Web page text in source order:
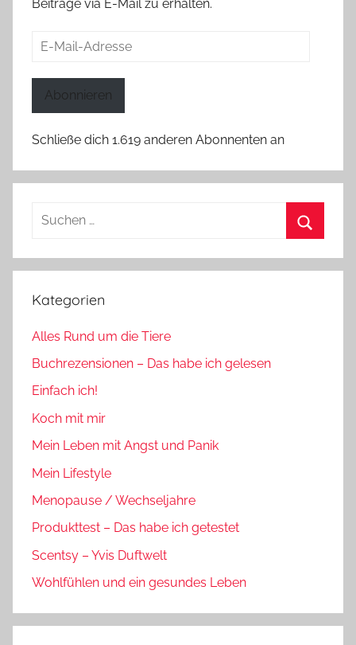
Beiträge via E-Mail zu erhalten.
E-
Abonnieren
Schließe dich 1.619 anderen Abonnenten an
Suchen
Kategorien
Alles Rund um die Tiere
Buchrezensionen – Das habe ich gelesen
Einfach ich!
Koch mit mir
Mein Leben mit Angst und Panik
Mein Lifestyle
Menopause / Wechseljahre
Produkttest – Das habe ich getestet
Scentsy – Yvis Duftwelt
Wohlfühlen und ein gesundes Leben